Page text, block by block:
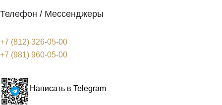
Телефон / Мессенджеры
+7 (812) 326-05-00
+7 (981) 960-05-00
Написать в Telegram